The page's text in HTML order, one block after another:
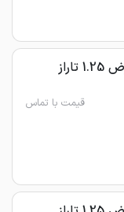
ورق گالوانیزه 2.5 عرض 1.25 تاراز
قیمت با تماس